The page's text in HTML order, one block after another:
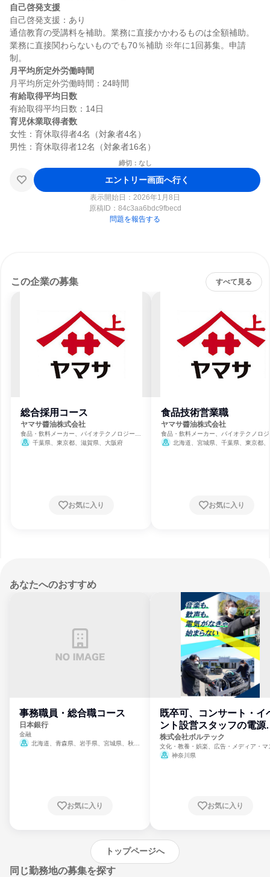
自己啓発支援
自己啓発支援：あり
通信教育の受講料を補助。業務に直接かかわるものは全額補助。
業務に直接関わらないものでも70％補助 ※年に1回募集。申請
月平均所定外労働時間
有給取得平均日数
育児休業取得者数
女性：育休取得者4名（対象者4名）
締切：なし
エントリー画面へ行く
表示開始日：2026年1月8日
原稿ID： 84c3aa6bdc9fbecd
問題を報告する
この企業の募集 すべて見る
総合採用コース
ヤマサ醬油株式会社
食品・飲料メーカー、バイオテクノロジー、
製薬 千葉県、東京都、滋賀県、大阪府
お気に入り
食品技術営業職
ヤマサ醬油株式会社
食品・飲料メーカー、バイオテクノロ
製薬 北海道、宮城県、千葉県、東京都
お気に入り
あなたへのおすすめ
事務職員・総合職コース
日本銀行
金融
北海道、青森県、岩手県、宮城県、秋田
崎県、熊本県、大分県、宮崎県、鹿児島県、
お気に入り
既卒可、コンサート・イ
ント設営スタッフの電源
門
株式会社ボルテック
文化・教養・娯楽、広告・メディア・マ
ミ、電力・ガス・水道・エネルギー
神奈川県
お気に入り
トップページへ
同じ勤務地の募集を探す